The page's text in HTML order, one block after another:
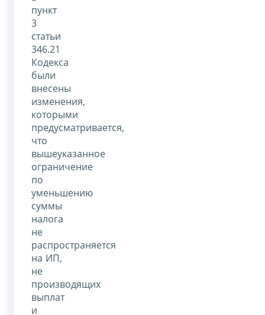
пункт
3
статьи
346.21
Кодекса
были
внесены
изменения,
которыми
предусматривается,
что
вышеуказанное
ограничение
по
уменьшению
суммы
налога
не
распространяется
на ИП,
не
производящих
выплат
и